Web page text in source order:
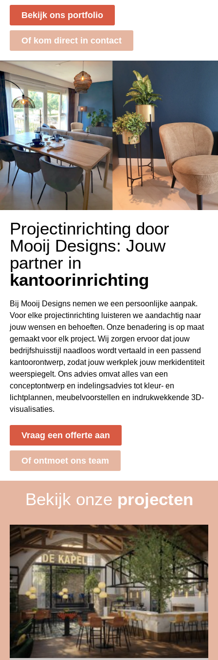
Bekijk ons portfolio
Of kom direct in contact
Projectinrichting door
Mooij Designs: Jouw
partner in
kantoorinrichting
Bij Mooij Designs nemen we een persoonlijke aanpak.
Voor elke projectinrichting luisteren we aandachtig naar
jouw wensen en behoeften. Onze benadering is op maat
gemaakt voor elk project. Wij zorgen ervoor dat jouw
bedrijfshuisstijl naadloos wordt vertaald in een passend
kantoorontwerp, zodat jouw werkplek jouw merkidentiteit
weerspiegelt. Ons advies omvat alles van een
conceptontwerp en indelingsadvies tot kleur- en
lichtplannen, meubelvoorstellen en indrukwekkende 3D-
visualisaties.
Vraag een offerte aan
Of ontmoet ons team
Bekijk onze projecten